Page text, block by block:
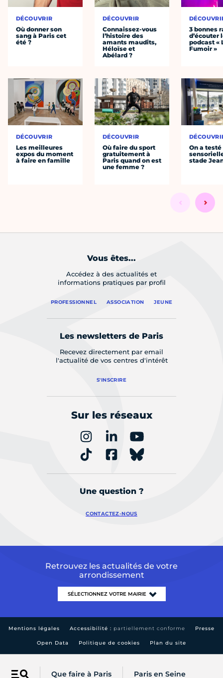
Que faire à Paris Paris en Seine
DÉCOUVRIR
Où donner son
sang à Paris cet
été ?
DÉCOUVRIR
Les meilleures
expos du moment
à faire en famille
DÉCOUVRIR
Connaissez-vous
l’histoire des
amants maudits,
Héloïse et
Abélard ?
DÉCOUVRIR
Où faire du sport
gratuitement à
Paris quand on est
une femme ?
3 bonnes
d’écouter
podcast «
Fumoir »
On a
stade
Vous êtes...
Accédez à des actualités et
informations pratiques par profil
PROFESSIONNEL ASSOCIATION JEUNE
Les newsletters de Paris
Recevez directement par email
l'actualité de vos centres d'intérêt
S'INSCRIRE
Sur les réseaux
Une question ?
CONTACTEZ-NOUS
Retrouvez les actualités de votre
arrondissement
Mentions légales Accessibilité : partiellement conforme Presse
Open Data Politique de cookies Plan du site